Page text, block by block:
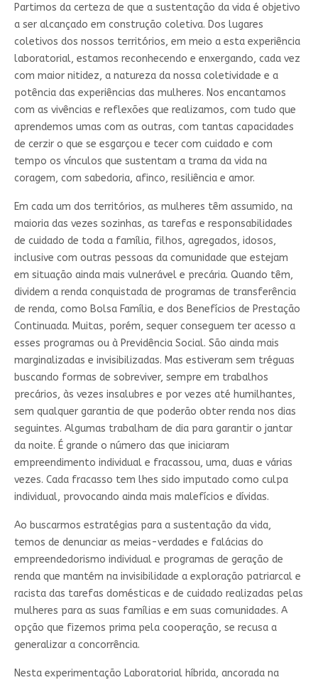
Partimos da certeza de que a sustentação da vida é objetivo
a ser alcançado em construção coletiva. Dos lugares
coletivos dos nossos territórios, em meio a esta experiência
laboratorial, estamos reconhecendo e enxergando, cada vez
com maior nitidez, a natureza da nossa coletividade e a
potência das experiências das mulheres. Nos encantamos
com as vivências e reflexões que realizamos, com tudo que
aprendemos umas com as outras, com tantas capacidades
de cerzir o que se esgarçou e tecer com cuidado e com
tempo os vínculos que sustentam a trama da vida na
coragem, com sabedoria, afinco, resiliência e amor.
Em cada um dos territórios, as mulheres têm assumido, na
maioria das vezes sozinhas, as tarefas e responsabilidades
de cuidado de toda a família, filhos, agregados, idosos,
inclusive com outras pessoas da comunidade que estejam
em situação ainda mais vulnerável e precária. Quando têm,
dividem a renda conquistada de programas de transferência
de renda, como Bolsa Família, e dos Benefícios de Prestação
Continuada. Muitas, porém, sequer conseguem ter acesso a
esses programas ou à Previdência Social. São ainda mais
marginalizadas e invisibilizadas. Mas estiveram sem tréguas
buscando formas de sobreviver, sempre em trabalhos
precários, às vezes insalubres e por vezes até humilhantes,
sem qualquer garantia de que poderão obter renda nos dias
seguintes. Algumas trabalham de dia para garantir o jantar
da noite. É grande o número das que iniciaram
empreendimento individual e fracassou, uma, duas e várias
vezes. Cada fracasso tem lhes sido imputado como culpa
individual, provocando ainda mais malefícios e dívidas.
Ao buscarmos estratégias para a sustentação da vida,
temos de denunciar as meias-verdades e falácias do
empreendedorismo individual e programas de geração de
renda que mantém na invisibilidade a exploração patriarcal e
racista das tarefas domésticas e de cuidado realizadas pelas
mulheres para as suas famílias e em suas comunidades. A
opção que fizemos prima pela cooperação, se recusa a
generalizar a concorrência.
Nesta experimentação Laboratorial híbrida, ancorada na